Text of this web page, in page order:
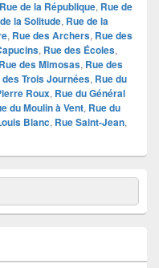
Rue de la République, Rue de
la Solitude, Rue de la
, Rue des Archers, Rue des
, Rue des Écoles,
Rue des Mimosas, Rue des
des Trois Journées, Rue du
Roux, Rue du Général
du Moulin à Vent, Rue du
Blanc, Rue Saint-Jean,